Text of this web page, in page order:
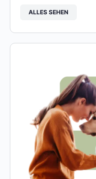
ALLES SEHEN